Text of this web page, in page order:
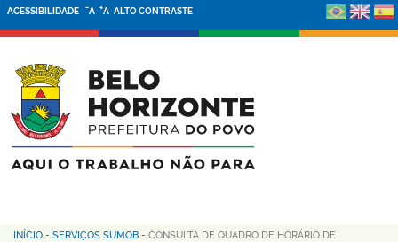
ACESSIBILIDADE -A +A ALTO CONTRASTE
INÍCIO - SERVIÇOS SUMOB - CONSULTA DE QUADRO DE HORÁRIO DE